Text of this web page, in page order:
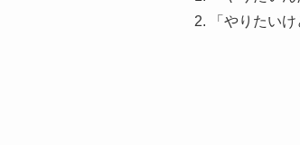
「やりたい